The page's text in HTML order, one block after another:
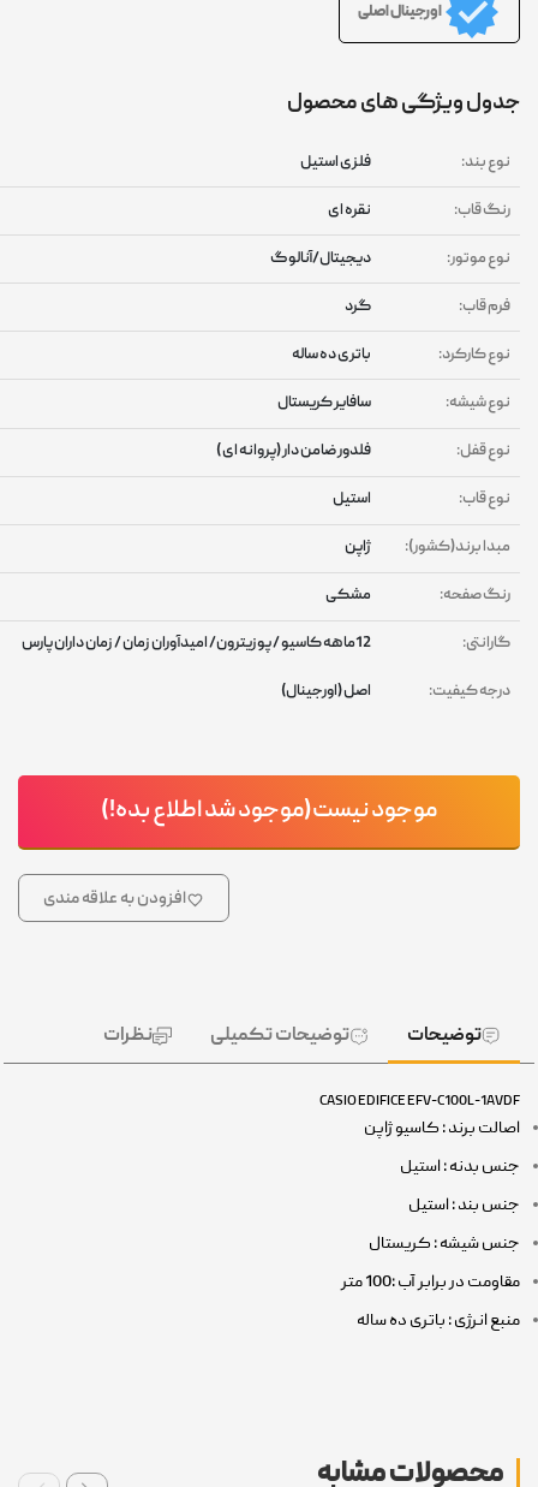
اورجینال اصلی
ویژگی های محصول
بند: فلزی استیل
قاب: نقره ای
موتور: دیجیتال/آنالوگ
قاب:
کارکرد: باتری ده ساله
شیشه: سافایر کریستال
قفل: فلدور ضامن دار (پروانه ای )
قاب: استیل
برند(کشور):
صفحه: مشکی
کیفیت: اصل (اورجینال)
موجود نیست(موجود شد اطلاع بده!)
افزودن به علاقه مندی
توضیحات توضیحات تکمیلی نظرات
CASIO EDIFICE EFV-C100L-
برند : کاسیو ژاپن
بدنه : استیل
بند : استیل
شیشه : کریستال
در برابر آب :100 متر
انرژی : باتری ده ساله
محصولات مشابه